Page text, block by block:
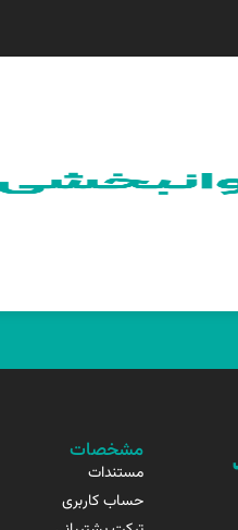
مشخصات
مستندات
حساب کاربری